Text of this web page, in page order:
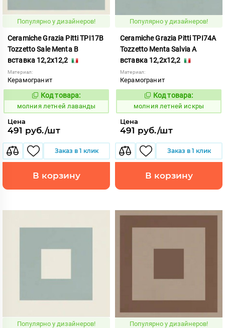
Популярно у дизайнеров!
Ceramiche Grazia Pitti TPI17B
Tozzetto Sale Menta B
вставка 12,2x12,2
Материал:
Керамогранит
1005916
Код товара:
молния летней лаванды
Цена
491 руб./шт
Заказ в 1 клик
В корзину
Популярно у дизайнеров!
Ceramiche Grazia Pitti TPI74A
Tozzetto Menta Salvia A
вставка 12,2x12,2
Материал:
Керамогранит
1005909
Код товара:
молния летней искры
Цена
491 руб./шт
Заказ в 1 клик
В корзину
Популярно у дизайнеров! Популярно у дизайнеров!